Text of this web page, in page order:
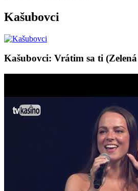
Kašubovci
Kašubovci: Vrátim sa ti